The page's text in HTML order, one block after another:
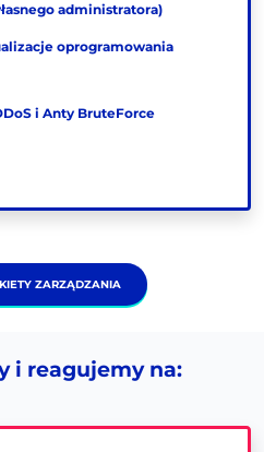
administratora)
oprogramowania
i Anty BruteForce
ZARZĄDZANIA
i reagujemy na: